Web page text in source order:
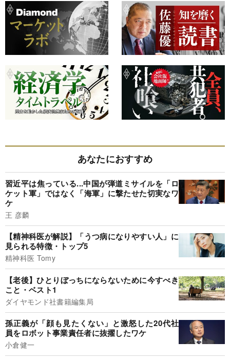
あなたにおすすめ
習近平は焦っている...中国が弾道ミサイルを「ロ
ケット軍」ではなく「海軍」に撃たせた切実なワ
ケ
王 彦麟
【精神科医が解説】「うつ病になりやすい人」に
見られる特徴・トップ5
精神科医 Tomy
【老後】ひとりぼっちにならないために今すべき
こと・ベスト1
ダイヤモンド社書籍編集局
孫正義が「顔も見たくない」と激怒した20代社
員をロボット事業責任者に抜擢したワケ
小倉健一